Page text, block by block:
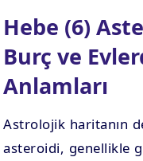
Hebe (6)
Burç ve
Anlamları
Astrolojik haritanın
asteroidi, genellikle